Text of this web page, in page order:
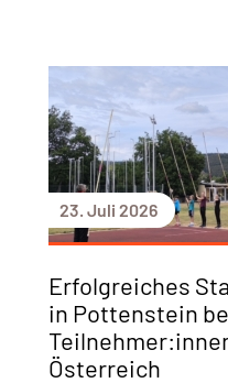
23. Juli 2026
Erfolgreiches
in Pottenstein
Österreich